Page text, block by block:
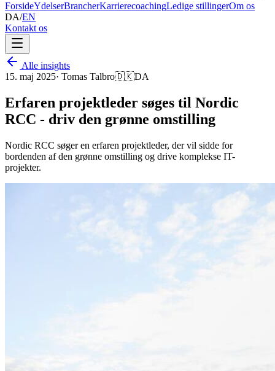
ForsideYdelserBrancherKarrierecoachingLedige stillingerOm os
DA/EN
Kontakt os
Alle insights
15. maj 2025· Tomas Talbro🇩🇰DA
Erfaren projektleder søges til Nordic
RCC - driv den grønne omstilling
Nordic RCC søger en erfaren projektleder, der vil sidde for
bordenden af den grønne omstilling og drive komplekse IT-
projekter.